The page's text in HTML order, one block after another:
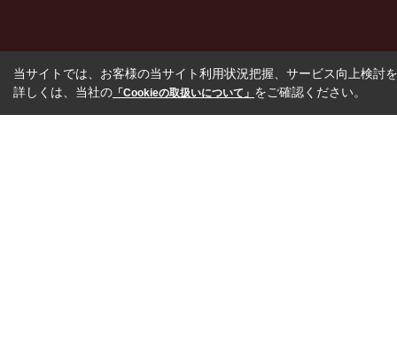
当サイトでは、お客様の当サイト利用状況把握、サービス向上検討
詳しくは、当社の 「Cookieの取扱いについて」 をご確認ください。